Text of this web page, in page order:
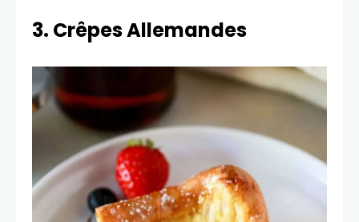
3. Crêpes Allemandes